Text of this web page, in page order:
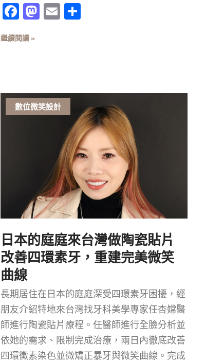
Facebook
Mastodon
Email
繼續閱讀 »
數位微笑設計
日本的庭庭來台灣做陶瓷貼片
改善四環素牙，重建完美微笑
曲線
長期居住在日本的庭庭深受四環素牙困擾，經
朋友介紹特地來台灣找牙科美學專家任杏嫦醫
師進行陶瓷貼片療程。任醫師進行全臉分析並
依她的需求、限制完成治療，兩日內徹底改善
四環黴素染色並微矯正暴牙與微笑曲線。完成